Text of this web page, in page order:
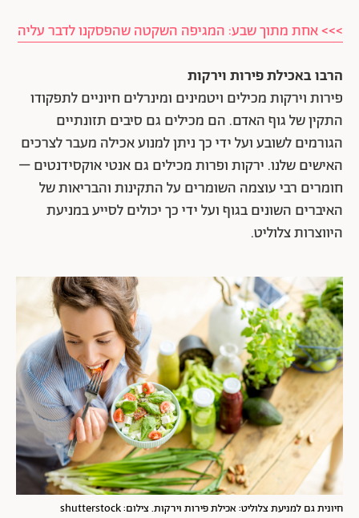
>>> אחת מתוך שבע: המגיפה השקטה שהפסקנו לדבר עליה
הרבו באכילת פירות וירקות
פירות וירקות מכילים ויטמינים ומינרלים חיוניים לתפקודו
התקין של גוף האדם. הם מכילים גם סיבים תזונתיים
הגורמים לשובע ועל ידי כך ניתן למנוע אכילה מעבר לצרכים
האישים שלנו. ירקות ופרות מכילים גם אנטי אוקסידנטים –
חומרים רבי עוצמה השומרים על התקינות והבריאות של
האיברים השונים בגוף ועל ידי כך יכולים לסייע במניעת
היווצרות צלוליט.
חיונית גם למניעת צלוליט: אכילת פירות וירקות. צילום: shutterstock